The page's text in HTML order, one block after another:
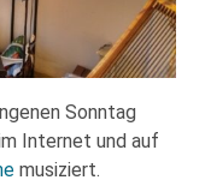
Sonntag
Internet und auf
musiziert.